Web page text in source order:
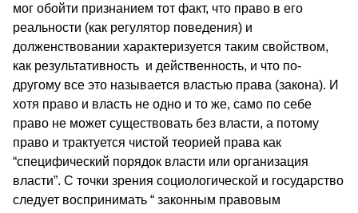
мог обойти признанием тот факт, что право в его
реальности (как регулятор поведения) и
долженствовании характеризуется таким свойством,
как результативность и действенность, и что по-
другому все это называется властью права (закона). И
хотя право и власть не одно и то же, само по себе
право не может существовать без власти, а потому
право и трактуется чистой теорией права как
“специфический порядок власти или организация
власти”. С точки зрения социологической и государство
следует воспринимать “ законным правовым